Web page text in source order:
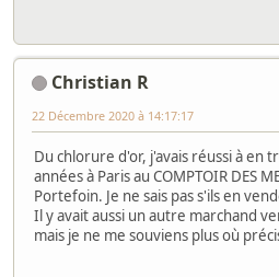
Christian R
22 Décembre 2020 à 14:17:17
Du chlorure d'or, j'avais réussi à en
années à Paris au COMPTOIR DES
Portefoin. Je ne sais pas s'ils en
Il y avait aussi un autre marchand
mais je ne me souviens plus où